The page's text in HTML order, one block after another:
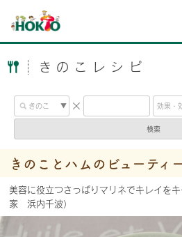
きのこレシピ
検索
きのことハムのビューティ
美容に役立つさっぱりマリネでキレイ
家 浜内千波）